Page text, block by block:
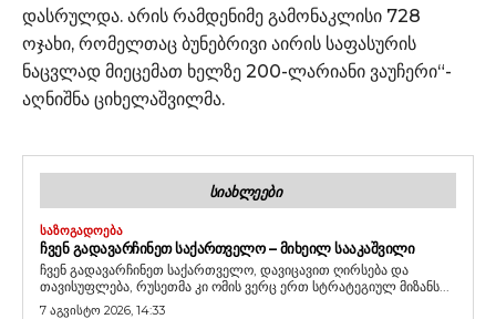
დასრულდა. არის რამდენიმე გამონაკლისი 728
ოჯახი, რომელთაც ბუნებრივი აირის საფასურის
ნაცვლად მიეცემათ ხელზე 200-ლარიანი ვაუჩერი“-
აღნიშნა ციხელაშვილმა.
ᲡᲘᲐᲮᲚᲔᲔᲑᲘ
ᲡᲐᲖᲝᲒᲐᲓᲝᲔᲑᲐ
ᲩᲕᲔᲜ ᲒᲐᲓᲐᲕᲐᲠᲩᲘᲜᲔᲗ ᲡᲐᲥᲐᲠᲗᲕᲔᲚᲝ – ᲛᲘᲮᲔᲘᲚ ᲡᲐᲐᲙᲐᲨᲕᲘᲚᲘ
ჩვენ გადავარჩინეთ საქართველო, დავიცავით ღირსება და
თავისუფლება, რუსეთმა კი ომის ვერც ერთ სტრატეგიულ მიზანს...
7 აგვისტო 2026, 14:33